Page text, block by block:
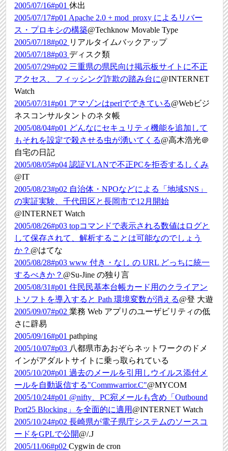
2005/07/16#p01休出
2005/07/17#p01 Apache 2.0 + mod_proxy によるリバー
ス・プロキシの構築@Techknow Movable Type
2005/07/18#p02 リアルタイムバックアップ
2005/07/18#p03 ディスク類
2005/07/29#p02 三重県の県民向け掲示板サイトに不正
アクセス、フィッシング詐欺の踏み台に@INTERNET
Watch
2005/07/31#p01 アマゾンはperlでできている@Webビジ
ネスコンサルタントのネタ帳
2005/08/04#p01 どんなにセキュリティ機能を追加して
もそれを設定で殺させる虫が湧いてくる@高木浩光＠
自宅の日記
2005/08/05#p04認証VLANで不正PCを拒否するしくみ
@IT
2005/08/23#p02 自治体・NPOなどによる「地域SNS」
の実証実験、千代田区と長岡市で12月開始
@INTERNET Watch
2005/08/26#p03topコマンドで表示される数値はログと
して保存されて、解析することは可能なのでしょう
か？ @はてな
2005/08/28#p03www 付き・なし の URL どっちに統一
するべきか？ @Su-Jine の独り言
2005/08/31#p01住民民基本台帳カード用のクライアン
トソフトを導入すると Path 環境変数が消える@登 大遊
2005/09/07#p02業務 Web アプリのユーザビリティの低
さに辟易
2005/09/16#p01pathping
2005/10/07#p03 八都県市あおぞらネットワークのドメ
インがアダルトサイトに乗っ取られている
2005/10/20#p01過去のメールを引用しウイルス添付メ
ールを自動返信する"Commwarrior.C"@MYCOM
2005/10/24#p01 @nifty、PC宛メールも含め「Outbound
Port25 Blocking」を全面的に適用 @INTERNET Watch
2005/10/24#p02長崎県が電子県庁システムのソースコ
ードをGPLで公開@/.J
2005/11/06#p02Cygwin de cron